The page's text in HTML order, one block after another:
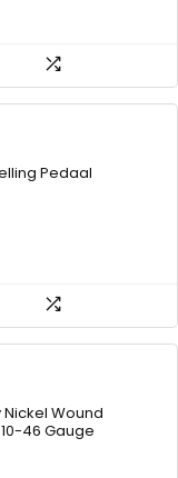
Pedaal
Nickel Wound
46 Gauge